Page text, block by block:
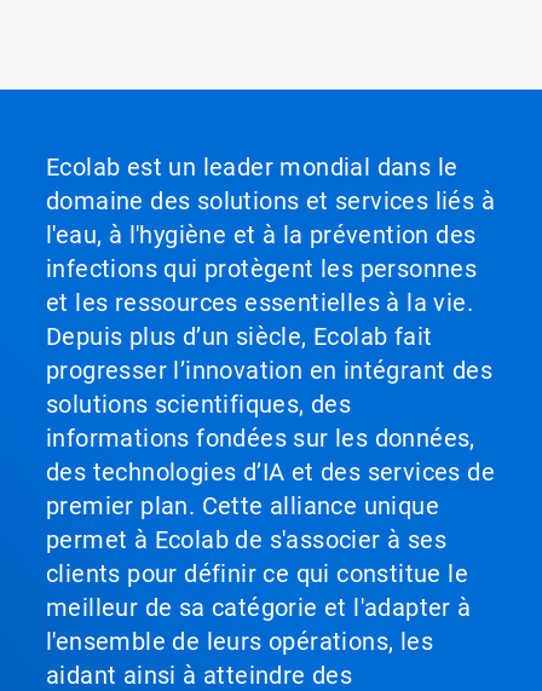
Ecolab est un leader mondial dans le
domaine des solutions et services liés à
l'eau, à l'hygiène et à la prévention des
infections qui protègent les personnes
et les ressources essentielles à la vie.
Depuis plus d’un siècle, Ecolab fait
progresser l’innovation en intégrant des
solutions scientifiques, des
informations fondées sur les données,
des technologies d’IA et des services de
premier plan. Cette alliance unique
permet à Ecolab de s'associer à ses
clients pour définir ce qui constitue le
meilleur de sa catégorie et l'adapter à
l'ensemble de leurs opérations, les
aidant ainsi à atteindre des